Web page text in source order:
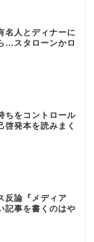
名人とディナーに
…スタローンかロ
ちをコントロール
啓発本を読みまく
反論『メディア
記事を書くのはや